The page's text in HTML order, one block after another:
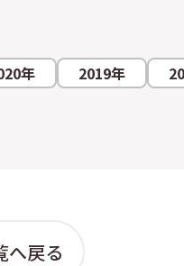
年 2019年
へ戻る